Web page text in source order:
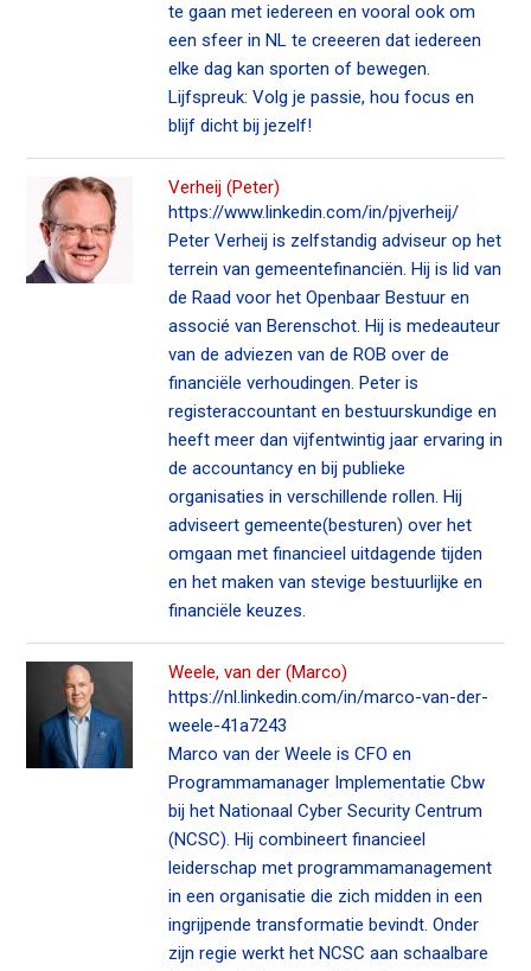
te gaan met iedereen en vooral ook om
een sfeer in NL te creeeren dat iedereen
elke dag kan sporten of bewegen.
Lijfspreuk: Volg je passie, hou focus en
blijf dicht bij jezelf!
Verheij (Peter)
https://www.linkedin.com/in/pjverheij/
Peter Verheij is zelfstandig adviseur op het
terrein van gemeentefinanciën. Hij is lid van
de Raad voor het Openbaar Bestuur en
associé van Berenschot. Hij is medeauteur
van de adviezen van de ROB over de
financiële verhoudingen. Peter is
registeraccountant en bestuurskundige en
heeft meer dan vijfentwintig jaar ervaring in
de accountancy en bij publieke
organisaties in verschillende rollen. Hij
adviseert gemeente(besturen) over het
omgaan met financieel uitdagende tijden
en het maken van stevige bestuurlijke en
financiële keuzes.
Weele, van der (Marco)
https://nl.linkedin.com/in/marco-van-der-
weele-41a7243
Marco van der Weele is CFO en
Programmamanager Implementatie Cbw
bij het Nationaal Cyber Security Centrum
(NCSC). Hij combineert financieel
leiderschap met programmamanagement
in een organisatie die zich midden in een
ingrijpende transformatie bevindt. Onder
zijn regie werkt het NCSC aan schaalbare